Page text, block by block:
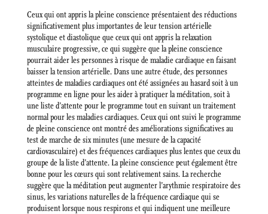
Ceux qui ont appris la pleine conscience présentaient des réductions
significativement plus importantes de leur tension artérielle
systolique et diastolique que ceux qui ont appris la relaxation
musculaire progressive, ce qui suggère que la pleine conscience
pourrait aider les personnes à risque de maladie cardiaque en faisant
baisser la tension artérielle. Dans une autre étude, des personnes
atteintes de maladies cardiaques ont été assignées au hasard soit à un
programme en ligne pour les aider à pratiquer la méditation, soit à
une liste d’attente pour le programme tout en suivant un traitement
normal pour les maladies cardiaques. Ceux qui ont suivi le programme
de pleine conscience ont montré des améliorations significatives au
test de marche de six minutes (une mesure de la capacité
cardiovasculaire) et des fréquences cardiaques plus lentes que ceux du
groupe de la liste d’attente. La pleine conscience peut également être
bonne pour les cœurs qui sont relativement sains. La recherche
suggère que la méditation peut augmenter l’arythmie respiratoire des
sinus, les variations naturelles de la fréquence cardiaque qui se
produisent lorsque nous respirons et qui indiquent une meilleure